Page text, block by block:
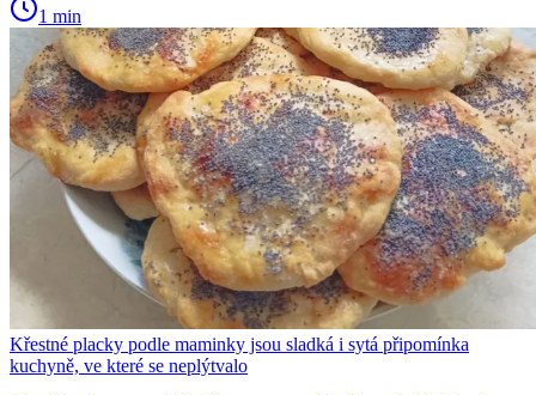
1 min
Křestné placky podle maminky jsou sladká i sytá připomínka
kuchyně, ve které se neplýtvalo